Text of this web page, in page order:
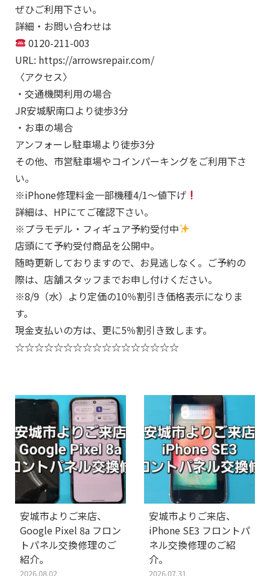
ぜひご利用下さい。
詳細・お問い合わせは
0120-211-003
URL: https://arrowsrepair.com/
〈アクセス〉
・交通機関利用の場合
JR安城駅南口より徒歩3分
・お車の場合
アンフォーレ駐車場より徒歩3分
その他、市営駐車場やコインパーキングをご利用下さ
い。
※iPhone修理料金一部機種4/1～値下げ
詳細は、HPにてご確認下さい。
※プラモデル・フィギュア予約受付中
店頭にて予約受付商品を公開中。
随時更新しておりますので、お見逃しなく。ご予約の
際は、店舗スタッフまでお申し付けください。
※8/9（水）より定価の10％割引き価格表示になりま
す。
現金支払いの方は、更に5％割引き致します。
☆☆☆☆☆☆☆☆☆☆☆☆☆☆☆☆☆
安城市よりご来店、
Google Pixel 8a フロン
トパネル交換修理のご
紹介。
2026.08.02
安城市よりご来店、
iPhone SE3 フロントパ
ネル交換修理のご紹
介。
2026.07.31